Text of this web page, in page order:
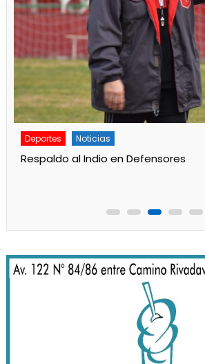
Deportes Noticias
Respaldo al Indio en Defensores